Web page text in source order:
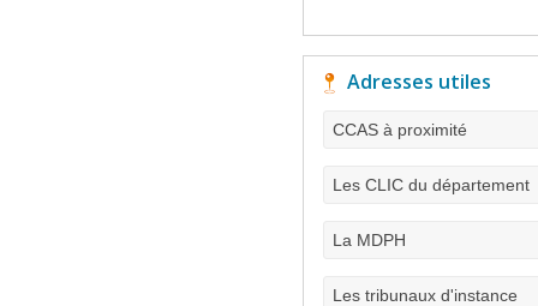
Adresses utiles
CCAS à proximité
Les CLIC du département
La MDPH
Les tribunaux d'instance